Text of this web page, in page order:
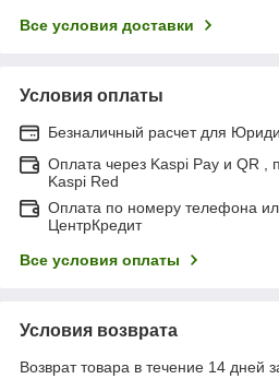
Все условия доставки
Условия оплаты
Безналичный расчет для
Оплата через Kaspi Pay и QR ,
Kaspi Red
Оплата по номеру телефона
ЦентрКредит
Все условия оплаты
Условия возврата
Возврат товара в течение 14 дней